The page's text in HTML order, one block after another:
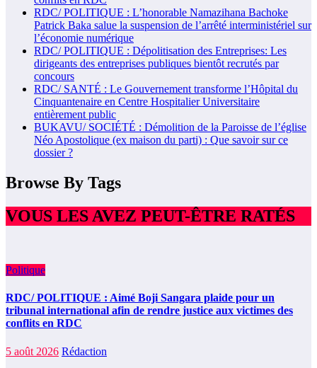
RDC/ POLITIQUE : L’honorable Namazihana Bachoke
Patrick Baka salue la suspension de l’arrêté interministériel sur
l’économie numérique
RDC/ POLITIQUE : Dépolitisation des Entreprises: Les
dirigeants des entreprises publiques bientôt recrutés par
concours
RDC/ SANTÉ : Le Gouvernement transforme l’Hôpital du
Cinquantenaire en Centre Hospitalier Universitaire
entièrement public
BUKAVU/ SOCIÉTÉ : Démolition de la Paroisse de l’église
Néo Apostolique (ex maison du parti) : Que savoir sur ce
dossier ?
Browse By Tags
VOUS LES AVEZ PEUT-ÊTRE RATÉS
Politique
RDC/ POLITIQUE : Aimé Boji Sangara plaide pour un
tribunal international afin de rendre justice aux victimes des
conflits en RDC
5 août 2026 Rédaction